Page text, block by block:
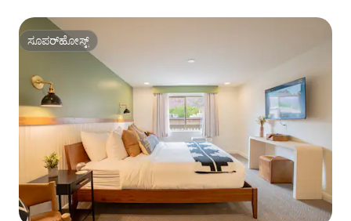
ಸೂಪರ್‌ಹೋಸ್ಟ್
ಸೂಪರ್‌ಹೋಸ್ಟ್